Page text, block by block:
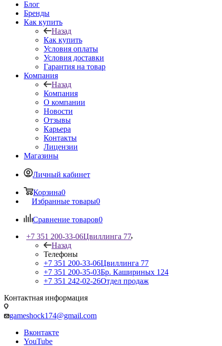
Блог
Бренды
Как купить
Назад
Как купить
Условия оплаты
Условия доставки
Гарантия на товар
Компания
Назад
Компания
О компании
Новости
Отзывы
Карьера
Контакты
Лицензии
Магазины
Личный кабинет
Корзина0
Избранные товары0
Сравнение товаров0
+7 351 200-33-06Цвиллинга 77
Назад
Телефоны
+7 351 200-33-06Цвиллинга 77
+7 351 200-35-03Бр. Кашириных 124
+7 351 242-02-26Отдел продаж
Контактная информация
gameshock174@gmail.com
Вконтакте
YouTube